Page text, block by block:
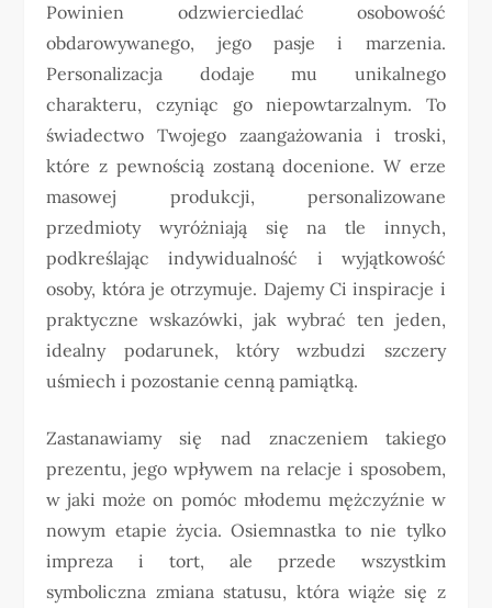
Powinien odzwierciedlać osobowość
obdarowywanego, jego pasje i marzenia.
Personalizacja dodaje mu unikalnego
charakteru, czyniąc go niepowtarzalnym. To
świadectwo Twojego zaangażowania i troski,
które z pewnością zostaną docenione. W erze
masowej produkcji, personalizowane
przedmioty wyróżniają się na tle innych,
podkreślając indywidualność i wyjątkowość
osoby, która je otrzymuje. Dajemy Ci inspiracje i
praktyczne wskazówki, jak wybrać ten jeden,
idealny podarunek, który wzbudzi szczery
uśmiech i pozostanie cenną pamiątką.
Zastanawiamy się nad znaczeniem takiego
prezentu, jego wpływem na relacje i sposobem,
w jaki może on pomóc młodemu mężczyźnie w
nowym etapie życia. Osiemnastka to nie tylko
impreza i tort, ale przede wszystkim
symboliczna zmiana statusu, która wiąże się z